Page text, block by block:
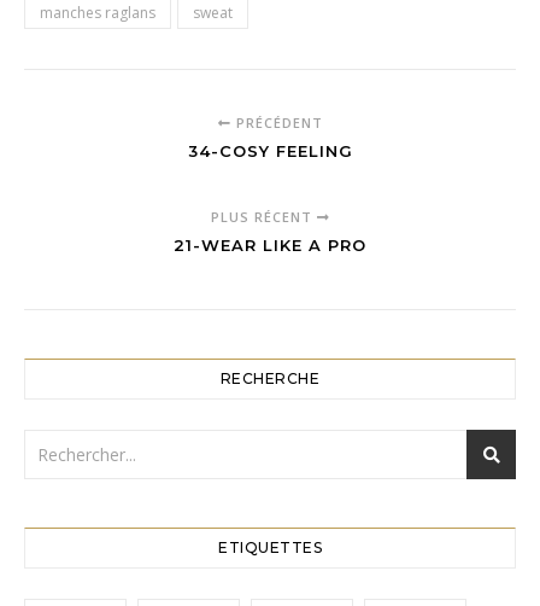
manches raglans
sweat
PRÉCÉDENT
34-COSY FEELING
PLUS RÉCENT
21-WEAR LIKE A PRO
RECHERCHE
ETIQUETTES